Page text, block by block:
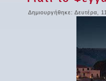
Δημιουργήθηκε: Δευτέρα,